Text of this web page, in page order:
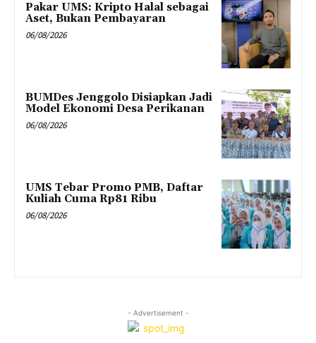
Pakar UMS: Kripto Halal sebagai
Aset, Bukan Pembayaran
06/08/2026
BUMDes Jenggolo Disiapkan Jadi
Model Ekonomi Desa Perikanan
06/08/2026
UMS Tebar Promo PMB, Daftar
Kuliah Cuma Rp81 Ribu
06/08/2026
- Advertisement -